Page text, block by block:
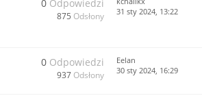
0 Odpowiedzi
875 Odsłony
31 sty 2024, 13:22
0 Odpowiedzi
937 Odsłony
Eelan
30 sty 2024, 16:29